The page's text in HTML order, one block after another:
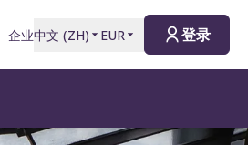
企业中文 (ZH) EUR 登录